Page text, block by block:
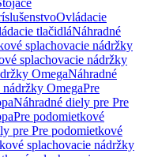
Ovládacie
tlačidláNáhradné
splachovacie nádržky
splachovacie nádržky
OmegaNáhradné
OmegaPre
Náhradné diely pre Pre
Pre podomietkové
pre Pre podomietkové
splachovacie nádržky